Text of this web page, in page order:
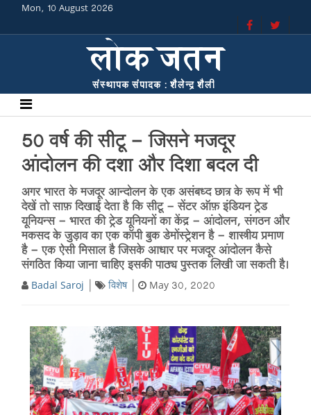
Mon, 10 August 2026
50 वर्ष की सीटू - जिसने मजदूर
आंदोलन की दशा और दिशा बदल दी
अगर भारत के मजदूर आन्दोलन के एक असंबध्द छात्र के रूप में भी
देखें तो साफ़ दिखाई देता है कि सीटू - सेंटर ऑफ़ इंडियन ट्रेड
यूनियन्स - भारत की ट्रेड यूनियनों का केंद्र - आंदोलन, संगठन और
मकसद के जुड़ाव का एक कॉपी बुक डेमोंस्ट्रेशन है - शास्त्रीय प्रमाण
है - एक ऐसी मिसाल है जिसके आधार पर मजदूर आंदोलन कैसे
संगठित किया जाना चाहिए इसकी पाठ्य पुस्तक लिखी जा सकती है।
Badal Saroj विशेष May 30, 2020